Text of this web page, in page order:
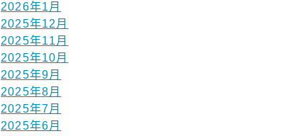
2026年1月
2025年12月
2025年11月
2025年10月
2025年9月
2025年8月
2025年7月
2025年6月